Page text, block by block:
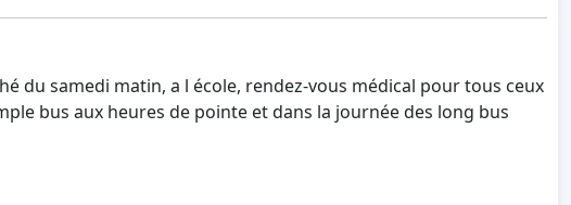
du samedi matin, a l école, rendez-vous médical pour tous ceux
bus aux heures de pointe et dans la journée des long bus